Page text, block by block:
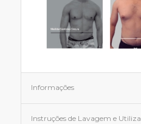
Informações
Instruções de Lavagem e